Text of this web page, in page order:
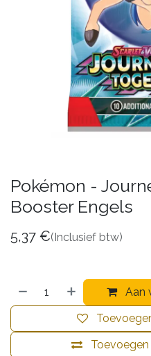
Pokémon -
Booster Engels
5,37 €(Inclusief btw)
Aan